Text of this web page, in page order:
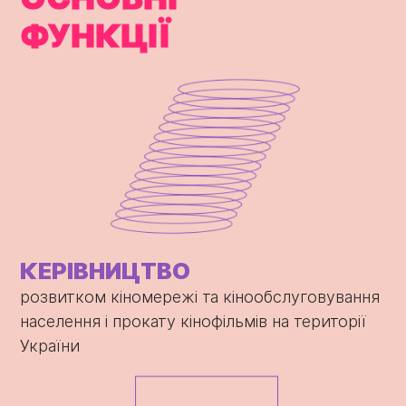
ФУНКЦІЇ
КЕРІВНИЦТВО
розвитком кіномережі та кінообслуговування
населення і прокату кінофільмів на території
України